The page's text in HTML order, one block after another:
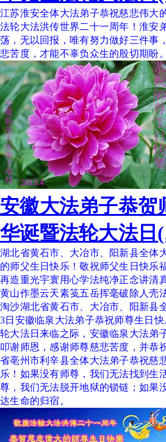
江苏淮安全体大法弟子恭祝慈悲伟大
法轮大法洪传世界二十一周年！淮安
荡，无以回报，唯有努力做好三件事
悲苦度，才能不辜负众生的殷切期盼。
安徽大法弟子恭贺
华诞暨法轮大法日
湖北省黄石市、大冶市、阳新县全体
的师父生日快乐！敬祝师父生日快乐
再造重光宇寰用心学法纯净正念讲清
黄山作墨云天素笺五岳挥毫破除人壳
淘沙湖北省黄石市、大冶市、阳新县
3日安徽临泉大法弟子恭祝师尊生日
轮大法日来临之际，安徽临泉大法弟
叩谢师恩，感谢师尊慈悲苦度，并恭
省亳州市利辛县全体大法弟子恭祝慈
乐！如果没有师尊，我们无法找到生
尊，我们无法脱开地狱的锁链；如果
达生命的归宿。